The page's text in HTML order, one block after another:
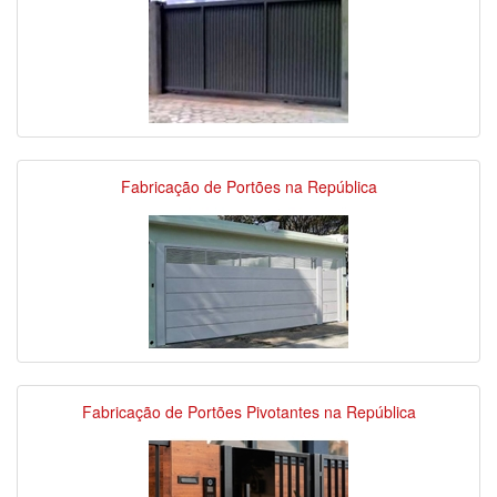
Fabricação de Portões na República
Fabricação de Portões Pivotantes na República